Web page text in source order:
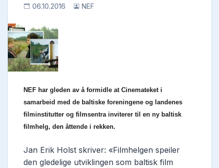
06.10.2016 NEF
NEF har gleden av å formidle at Cinemateket i
samarbeid med de baltiske foreningene og landenes
filminstitutter og filmsentra inviterer til en ny baltisk
filmhelg, den åttende i rekken.
Jan Erik Holst skriver: «Filmhelgen speiler
den gledelige utviklingen som baltisk film